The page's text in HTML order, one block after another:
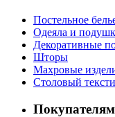
Постельное
Одеяла и
Декоративные
Шторы
Махровые
Столовый
Покупателям